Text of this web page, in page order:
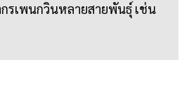
รเพนกวินหลายสายพันธุ์ เช่น